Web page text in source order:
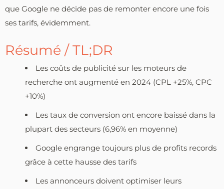
que Google ne décide pas de remonter encore une fois
ses tarifs, évidemment.
Résumé / TL;DR
Les coûts de publicité sur les moteurs de
recherche ont augmenté en 2024 (CPL +25%, CPC
+10%)
Les taux de conversion ont encore baissé dans la
plupart des secteurs (6,96% en moyenne)
Google engrange toujours plus de profits records
grâce à cette hausse des tarifs
Les annonceurs doivent optimiser leurs